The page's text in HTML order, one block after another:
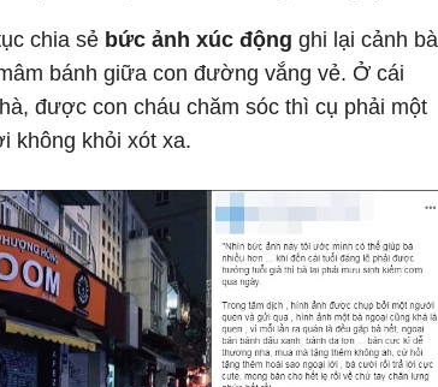
chia sẻ bức ảnh xúc động ghi lại cảnh bà
bánh giữa con đường vắng vẻ. Ở cái
được con cháu chăm sóc thì cụ phải một
không khỏi xót xa.